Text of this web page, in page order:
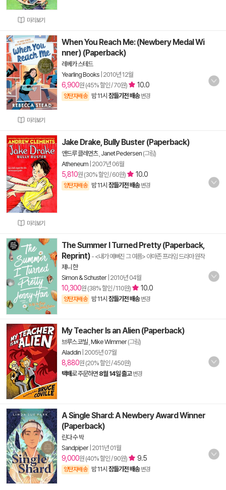
미리보기
미리보기
When You Reach Me: (Newbery Medal Wi
nner) (Paperback)
레베카 스테드
Yearling Books 2010년 12월
6,900원 (45% 할인 / 70원) 10.0
양탄자배송 밤 11시 잠들기전 배송 변경
미리보기
Jake Drake, Bully Buster (Paperback)
앤드루 클레먼츠, Janet Pedersen (그림)
Atheneum 2007년 06월
5,810원 (30% 할인 / 60원) 10.0
양탄자배송 밤 11시 잠들기전 배송 변경
The Summer I Turned Pretty (Paperback,
Reprint) - <내가 예뻐진 그 여름> 아마존 프라임 드라마 원작
제니 한
Simon & Schuster| 2010년 04월
10,300원 (38% 할인 / 110원) 10.0
양탄자배송 밤 11시 잠들기전 배송 변경
My Teacher Is an Alien (Paperback)
브루스 코빌 Mike Wimmer(그림)
Aladdin 2005년 07월
8,880원 (20% 할인 / 450원)
택배로 주문하면 8월 14일 출고 변경
A Single Shard: A Newbery Award Winner
(Paperback)
린다 수 박
Sandpiper| 2011년 01월
9,000원 (40% 할인 / 90원) 9.5
양탄자배송 밤 11시 잠들기전 배송 변경